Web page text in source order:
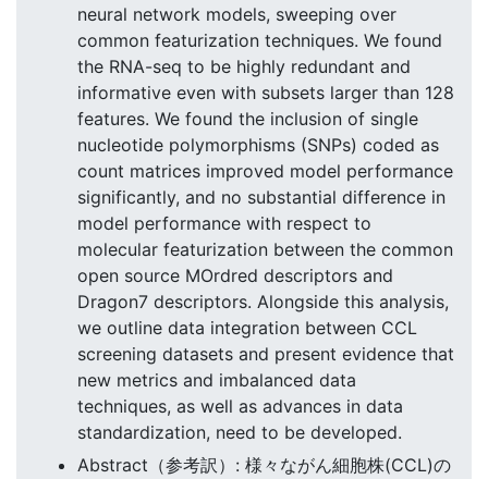
neural network models, sweeping over
common featurization techniques. We found
the RNA-seq to be highly redundant and
informative even with subsets larger than 128
features. We found the inclusion of single
nucleotide polymorphisms (SNPs) coded as
count matrices improved model performance
significantly, and no substantial difference in
model performance with respect to
molecular featurization between the common
open source MOrdred descriptors and
Dragon7 descriptors. Alongside this analysis,
we outline data integration between CCL
screening datasets and present evidence that
new metrics and imbalanced data
techniques, as well as advances in data
standardization, need to be developed.
Abstract（参考訳）: 様々ながん細胞株(CCL)の